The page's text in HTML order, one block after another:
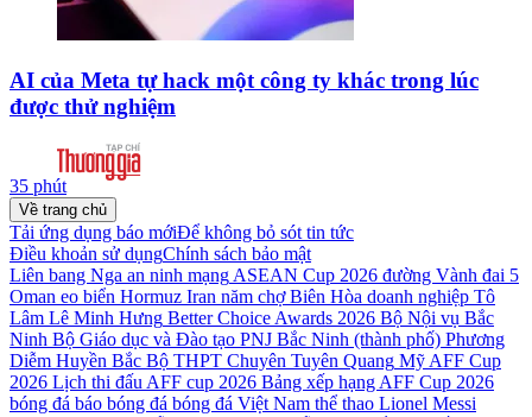
AI của Meta tự hack một công ty khác trong lúc
được thử nghiệm
35 phút
Về trang chủ
Tải ứng dụng báo mớiĐể không bỏ sót tin tức
Điều khoản sử dụngChính sách bảo mật
Liên bang Nga an ninh mạng ASEAN Cup 2026 đường Vành đai 5
Oman eo biển Hormuz Iran năm chợ Biên Hòa doanh nghiệp Tô
Lâm Lê Minh Hưng Better Choice Awards 2026 Bộ Nội vụ Bắc
Ninh Bộ Giáo dục và Đào tạo PNJ Bắc Ninh (thành phố) Phương
Diễm Huyền Bắc Bộ THPT Chuyên Tuyên Quang Mỹ AFF Cup
2026 Lịch thi đấu AFF cup 2026 Bảng xếp hạng AFF Cup 2026
bóng đá báo bóng đá bóng đá Việt Nam thể thao Lionel Messi